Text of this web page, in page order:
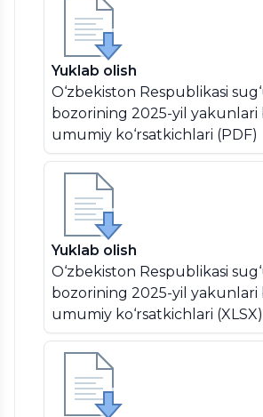
Yuklab olish
O‘zbekiston Respublikasi
bozorining 2025-yil yakunlari
umumiy ko‘rsatkichlari (PDF)
Yuklab olish
O‘zbekiston Respublikasi
bozorining 2025-yil yakunlari
umumiy ko‘rsatkichlari (XLSX)